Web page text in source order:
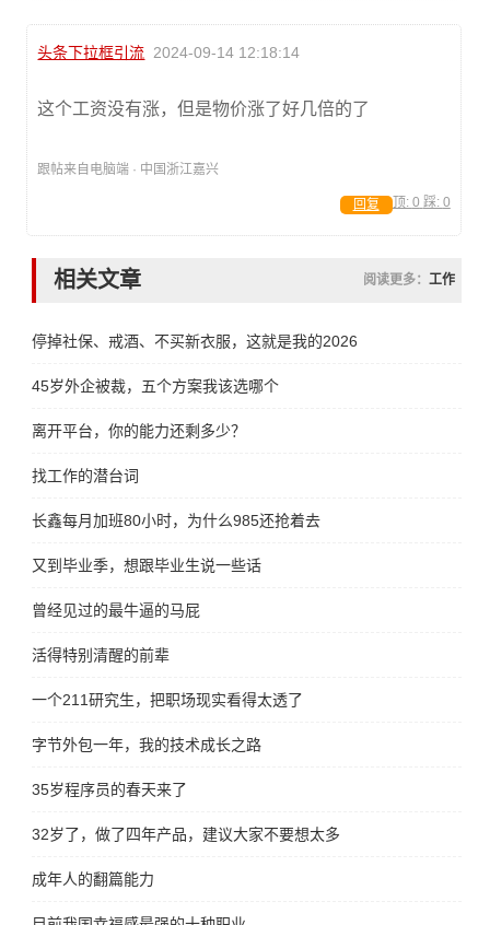
头条下拉框引流 2024-09-14 12:18:14
这个工资没有涨，但是物价涨了好几倍的了
跟帖来自电脑端 · 中国浙江嘉兴
顶: 0 踩: 0
回复
相关文章 阅读更多： 工作
停掉社保、戒酒、不买新衣服，这就是我的2026
45岁外企被裁，五个方案我该选哪个
离开平台，你的能力还剩多少？
找工作的潜台词
长鑫每月加班80小时，为什么985还抢着去
又到毕业季，想跟毕业生说一些话
曾经见过的最牛逼的马屁
活得特别清醒的前辈
一个211研究生，把职场现实看得太透了
字节外包一年，我的技术成长之路
35岁程序员的春天来了
32岁了，做了四年产品，建议大家不要想太多
成年人的翻篇能力